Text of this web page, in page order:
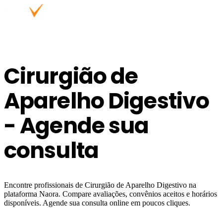
Cirurgião de
Aparelho Digestivo
- Agende sua
consulta
Encontre profissionais de Cirurgião de Aparelho Digestivo na
plataforma Naora. Compare avaliações, convênios aceitos e horários
disponíveis. Agende sua consulta online em poucos cliques.